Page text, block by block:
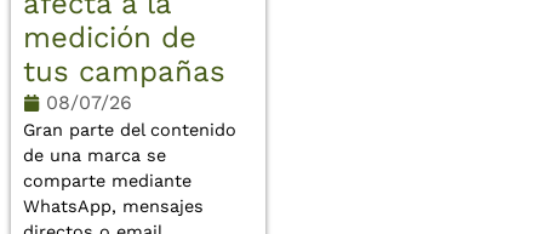
medición de
tus campañas
08/07/26
Gran parte del contenido
de una marca se
comparte mediante
WhatsApp, mensajes